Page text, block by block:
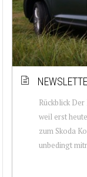
Rückblick
weil erst
zum Skoda
unbedingt